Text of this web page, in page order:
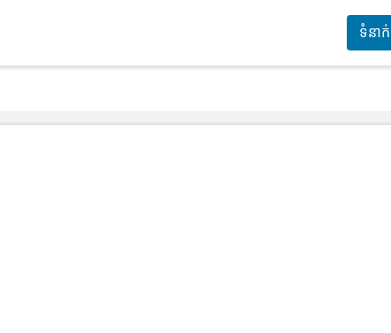
ទំនា